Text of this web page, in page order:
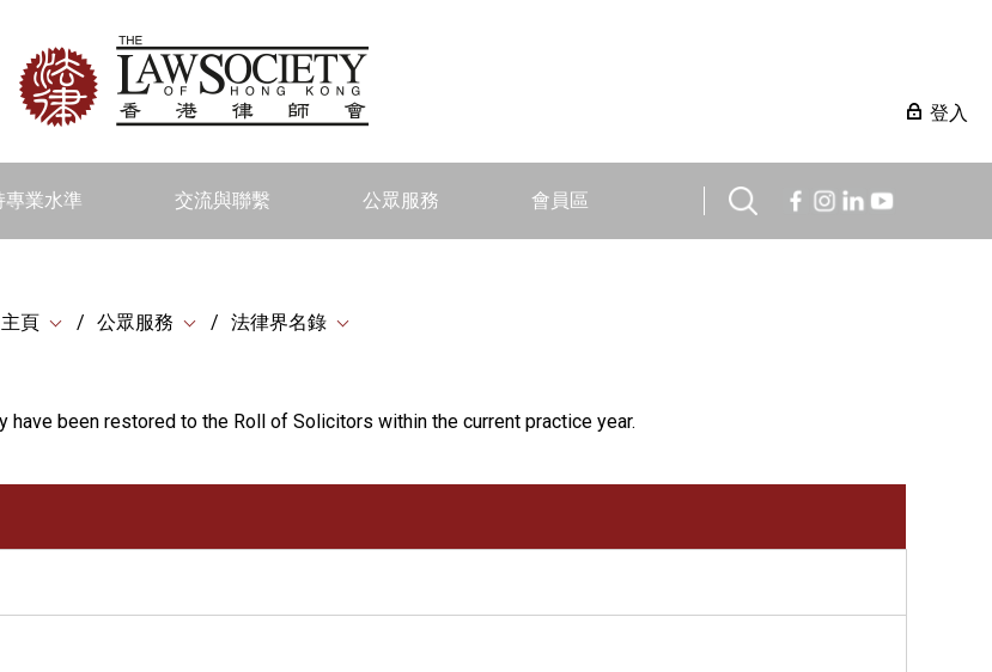
登入
專業水準 交流與聯繫 公眾服務 會員區
主頁 公眾服務 法律界名錄
have been restored to the Roll of Solicitors within the current practice year.